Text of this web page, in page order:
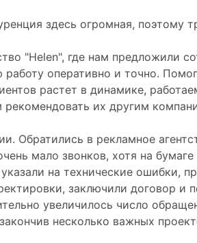
здесь огромная,
"Helen", где нам предложили
работу оперативно и точно.
растет в динамике,
их другим
в рекламное
мало звонков, хотя на
на технические
заключили договор и
увеличилось число
несколько важных